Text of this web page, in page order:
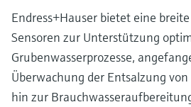
Endress+Hauser bietet eine
Sensoren zur Unterstützung
Grubenwasserprozesse,
Überwachung der Entsalzung
hin zur